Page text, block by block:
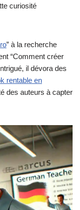
curiosité
” à la recherche
“Comment créer
il dévora des
rentable en
des auteurs à capter